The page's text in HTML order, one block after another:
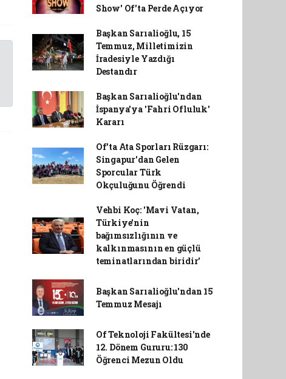
Show' Of'ta Perde Açıyor
Başkan Sarıalioğlu, 15
Temmuz, Milletimizin
İradesiyle Yazdığı
Destandır
Başkan Sarıalioğlu'ndan
İspanya'ya 'Fahri Ofluluk'
Kararı
Of'ta Ata Sporları Rüzgarı:
Singapur'dan Gelen
Sporcular Türk
Okçuluğunu Öğrendi
Vehbi Koç: 'Mavi Vatan,
Türkiye'nin
bağımsızlığının ve
kalkınmasının en güçlü
teminatlarından biridir'
Başkan Sarıalioğlu'ndan 15
Temmuz Mesajı
Of Teknoloji Fakültesi'nde
12. Dönem Gururu: 130
Öğrenci Mezun Oldu